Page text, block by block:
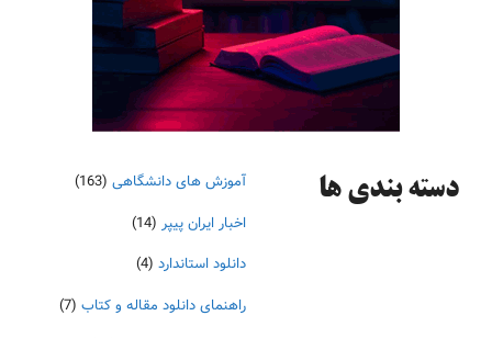
دسته‌ بندی ها آموزش های دانشگاهی (163)
اخبار ایران پیپر (14)
دانلود استاندارد (4)
راهنمای دانلود مقاله و کتاب (7)